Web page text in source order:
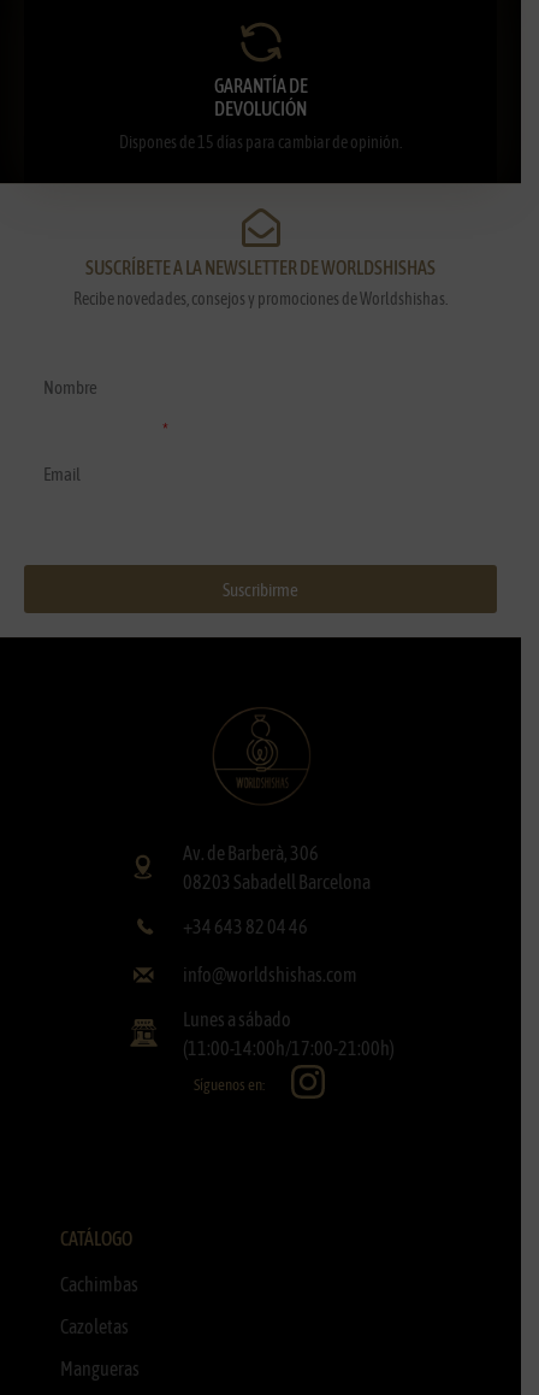
GARANTÍA DE
DEVOLUCIÓN
Dispones de 15 días para cambiar de opinión.
SUSCRÍBETE A LA NEWSLETTER DE WORLDSHISHAS
Recibe novedades, consejos y promociones de Worldshishas.
Suscribirme
Av. de Barberà, 306
08203 Sabadell Barcelona
+34 643 82 04 46
info@worldshishas.com
Lunes a sábado
(11:00-14:00h/17:00-21:00h)
Síguenos en:
CATÁLOGO
Cachimbas
Cazoletas
Mangueras